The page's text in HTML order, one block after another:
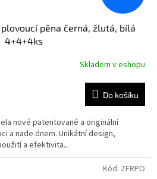
pěna černá, žlutá, bílá
4+4+4ks
Skladem v eshopu
Do košíku
nové patentované a originální
a nade dnem. Unikátní design,
a efektivita...
Kód: ZFRPO